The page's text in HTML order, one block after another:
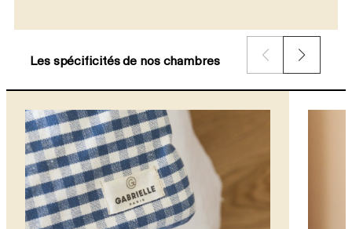
Les spécificités de nos chambres